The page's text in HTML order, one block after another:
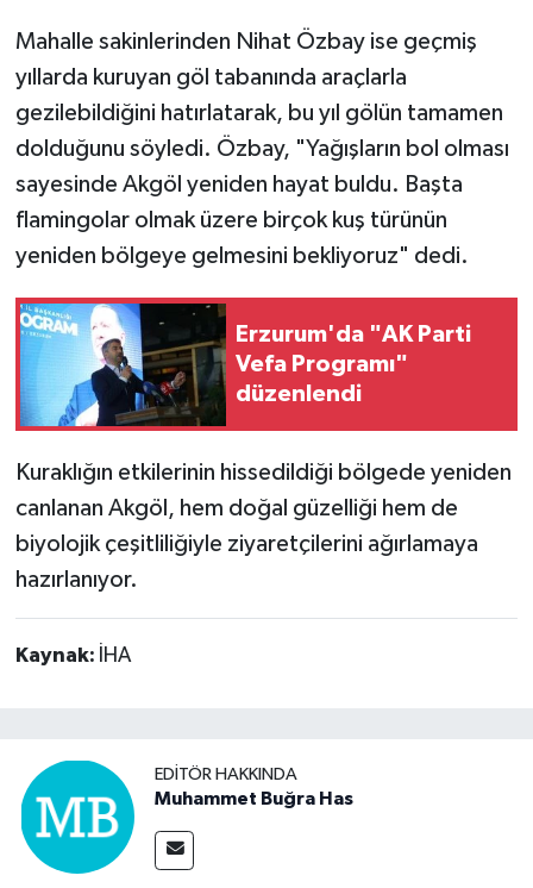
Mahalle sakinlerinden Nihat Özbay ise geçmiş
yıllarda kuruyan göl tabanında araçlarla
gezilebildiğini hatırlatarak, bu yıl gölün tamamen
dolduğunu söyledi. Özbay, "Yağışların bol olması
sayesinde Akgöl yeniden hayat buldu. Başta
flamingolar olmak üzere birçok kuş türünün
yeniden bölgeye gelmesini bekliyoruz" dedi.
Erzurum'da "AK Parti
Vefa Programı"
düzenlendi
Kuraklığın etkilerinin hissedildiği bölgede yeniden
canlanan Akgöl, hem doğal güzelliği hem de
biyolojik çeşitliliğiyle ziyaretçilerini ağırlamaya
hazırlanıyor.
Kaynak: İHA
EDITÖR HAKKINDA
Muhammet Buğra Has